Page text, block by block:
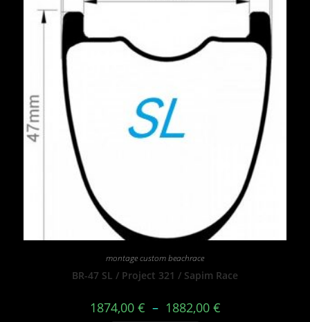
montage custom beachrace
BR-47 SL / Project 321 / Sapim Race
1874,00 € – 1882,00 €